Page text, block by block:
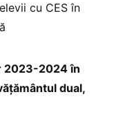
cu CES în
2023-2024 în
dual,